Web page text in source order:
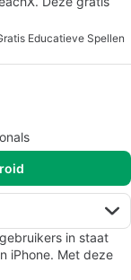
Educatieve Spellen
in staat
iPhone. Met deze